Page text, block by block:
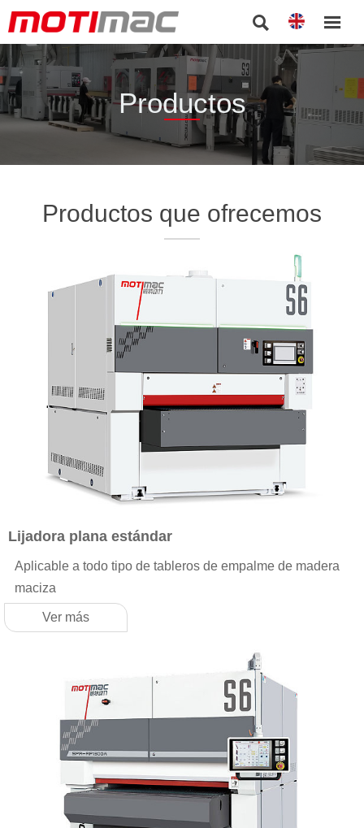
 
Productos
Productos que ofrecemos
Lijadora plana estándar
Aplicable a todo tipo de tableros de empalme de madera
maciza
Ver más